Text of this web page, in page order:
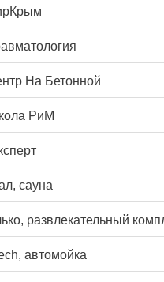
На Бетонной
РиМ
сауна
развлекательный
автомойка